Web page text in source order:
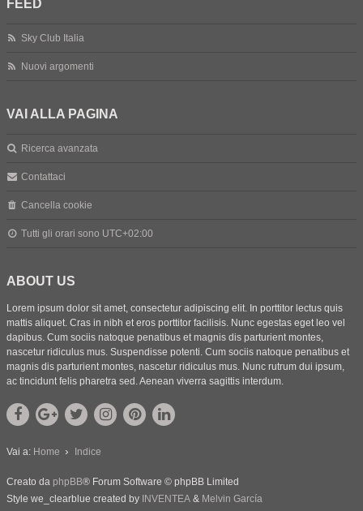
FEED
Sky Club Italia
Nuovi argomenti
VAI ALLA PAGINA
Ricerca avanzata
Contattaci
Cancella cookie
Tutti gli orari sono UTC+02:00
ABOUT US
Lorem ipsum dolor sit amet, consectetur adipiscing elit. In porttitor lectus quis
mattis aliquet. Cras in nibh et eros porttitor facilisis. Nunc egestas eget leo vel
dapibus. Cum sociis natoque penatibus et magnis dis parturient montes,
nascetur ridiculus mus. Suspendisse potenti. Cum sociis natoque penatibus et
magnis dis parturient montes, nascetur ridiculus mus. Nunc rutrum dui ipsum,
ac tincidunt felis pharetra sed. Aenean viverra sagittis interdum.
Vai a: Home Indice
Creato da phpBB® Forum Software © phpBB Limited
Style we_clearblue created by INVENTEA & Melvin García